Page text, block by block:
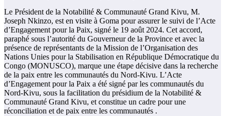
Le Président de la Notabilité & Communauté Grand Kivu, M.
Joseph Nkinzo, est en visite à Goma pour assurer le suivi de l’Acte
d’Engagement pour la Paix, signé le 19 août 2024. Cet accord,
paraphé sous l’autorité du Gouverneur de la Province et avec la
présence de représentants de la Mission de l’Organisation des
Nations Unies pour la Stabilisation en République Démocratique du
Congo (MONUSCO), marque une étape décisive dans la recherche
de la paix entre les communautés du Nord-Kivu. L’Acte
d’Engagement pour la Paix a été signé par les communautés du
Nord-Kivu, sous la facilitation du présidium de la Notabilité &
Communauté Grand Kivu, et constitue un cadre pour une
réconciliation et de paix entre les communautés .